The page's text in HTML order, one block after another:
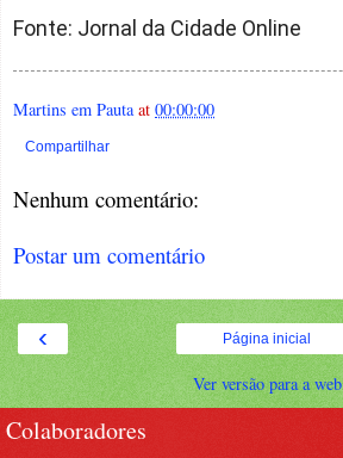
Fonte: Jornal da Cidade Online
Martins em Pauta at 00:00:00
Compartilhar
Nenhum comentário:
Postar um comentário
‹ Página inicial
Ver versão para a web
Colaboradores